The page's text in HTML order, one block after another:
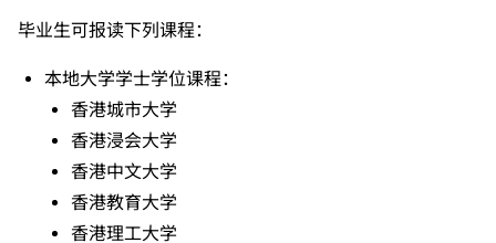
以前入读的学生须完成指定升学单元）的毕业生。
修毕职专国际文凭课程的学生，可按其BTEC及IGCSE
成绩，选择继续于职业训练局升读高级文凭课程。
申请人所递交的工作经验及／或资历，会经有关学系作
个别评核。
毕业生可报读下列课程：
本地大学学士学位课程：
香港城市大学
香港浸会大学
香港中文大学
香港教育大学
香港理工大学